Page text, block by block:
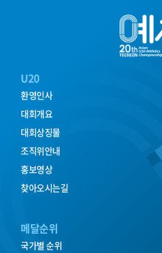
U20
환영인사
대회개요
대회상징물
조직위안내
홍보영상
찾아오시는길
메달순위
국가별 순위